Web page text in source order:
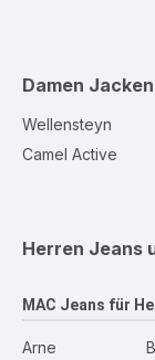
Damen Jacken
Wellensteyn
Camel Active
Herren Jeans
MAC Jeans für
Arne